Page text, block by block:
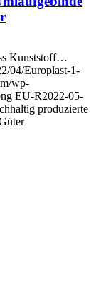
Kunststoff…
04/Europlast-1-
wp-
EU-R2022-05-
produzierte